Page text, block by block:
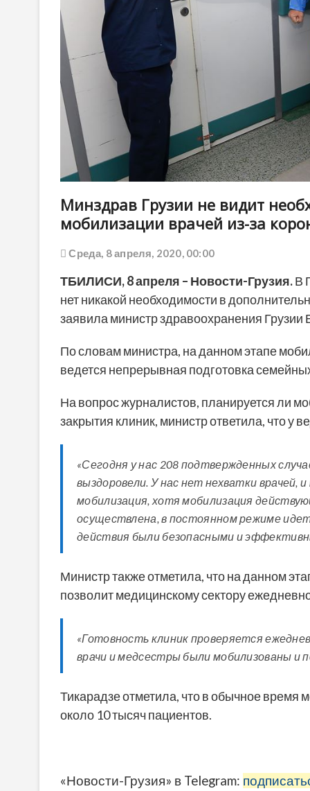
Минздрав Грузии не видит
мобилизации врачей из-за
Среда, 8 апреля, 2020, 00:00
ТБИЛИСИ,8 апреля – Новости-Грузия.В
нет никакой необходимости в
заявила министр здравоохранения Грузии
По словам министра, на данном этапе
ведется непрерывная подготовка
На вопрос журналистов, планируется ли
закрытия клиник, министр ответила, что у
«Сегодня у нас 208 подтвержденных
выздоровели. У нас нет нехватки врачей,
мобилизация, хотя мобилизация
осуществлена, в постоянном режиме
действия были безопасными и
Министр также отметила, что на данном
позволит медицинскому сектору
«Готовность клиник проверяется
врачи и медсестры были мобилизованы и
Тикарадзе отметила, что в обычное время
около 10 тысяч пациентов.
«Новости-Грузия» в Telegram: